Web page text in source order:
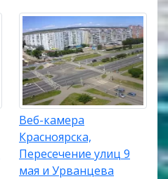
Веб-камера
Красноярска,
Пересечение улиц 9
мая и Урванцева